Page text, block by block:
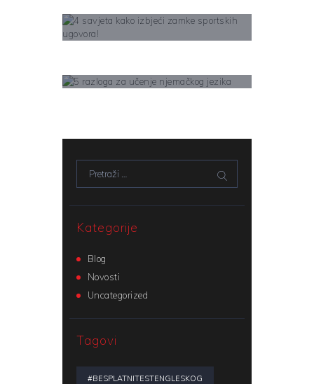
zamke sportskih
ugovora!
Learn More
Kategorije
Blog
Novosti
Uncategorized
Tagovi
#BESPLATNITESTENGLESKOG